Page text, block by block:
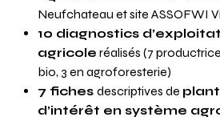
Neufchateau et site ASSOFWI
10 diagnostics
agricole réalisés (7
bio, 3 en agroforesterie)
7 fiches descriptives de
d’intérêt en système